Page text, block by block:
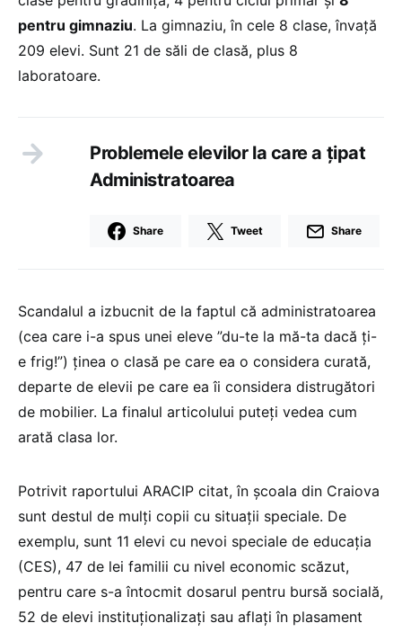
pentru gimnaziu. La gimnaziu, în cele 8 clase, învață
209 elevi. Sunt 21 de săli de clasă, plus 8
laboratoare.
Problemele elevilor la care a țipat
Administratoarea
Share Tweet Share
Scandalul a izbucnit de la faptul că administratoarea
(cea care i-a spus unei eleve ”du-te la mă-ta dacă ți-
e frig!”) ținea o clasă pe care ea o considera curată,
departe de elevii pe care ea îi considera distrugători
de mobilier. La finalul articolului puteți vedea cum
arată clasa lor.
Potrivit raportului ARACIP citat, în școala din Craiova
sunt destul de mulți copii cu situații speciale. De
exemplu, sunt 11 elevi cu nevoi speciale de educația
(CES), 47 de lei familii cu nivel economic scăzut,
pentru care s-a întocmit dosarul pentru bursă socială,
52 de elevi instituționalizați sau aflați în plasament